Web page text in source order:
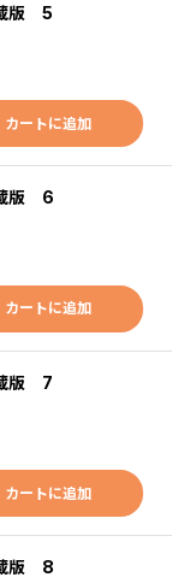
版 5
カートに追加
版 6
カートに追加
版 7
カートに追加
版 8